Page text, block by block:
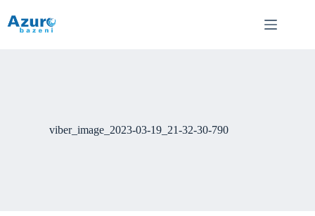
content
viber_image_2023-03-19_21-32-30-790